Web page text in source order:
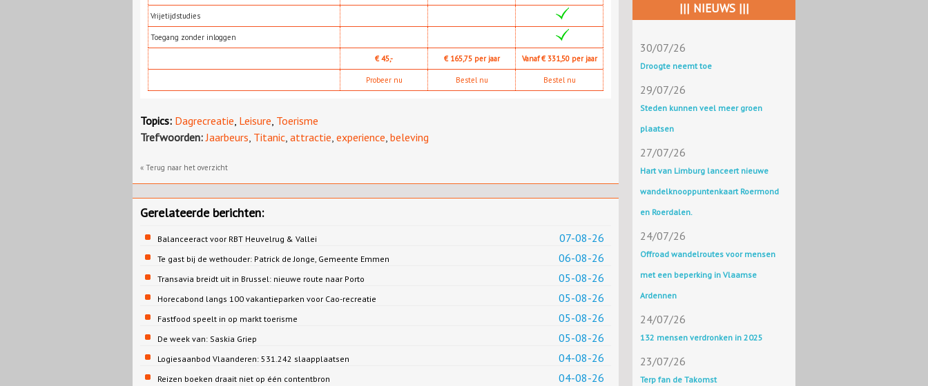
Vrijetijdstudies
Toegang zonder inloggen
€ 45,- € 165,75 per jaar Vanaf € 331,50 per jaar
Probeer nu Bestel nu Bestel nu
Topics: Dagrecreatie Leisure Toerisme
Trefwoorden: Jaarbeurs Titanic attractie experience beleving
« Terug naar het overzicht
Gerelateerde berichten:
07-08-26
Balanceeract voor RBT Heuvelrug & Vallei
06-08-26
Te gast bij de wethouder: Patrick de Jonge, Gemeente Emmen
05-08-26
Transavia breidt uit in Brussel: nieuwe route naar Porto
05-08-26
Horecabond langs 100 vakantieparken voor Cao-recreatie
05-08-26
Fastfood speelt in op markt toerisme
05-08-26
De week van: Saskia Griep
04-08-26
Logiesaanbod Vlaanderen: 531.242 slaapplaatsen
04-08-26
Reizen boeken draait niet op één contentbron
||| NIEUWS |||
30/07/26
Droogte neemt toe
29/07/26
Steden kunnen veel meer groen
plaatsen
27/07/26
Hart van Limburg lanceert nieuwe
wandelknooppuntenkaart Roermond
en Roerdalen.
24/07/26
Offroad wandelroutes voor mensen
met een beperking in Vlaamse
Ardennen
24/07/26
132 mensen verdronken in 2025
23/07/26
Terp fan de Takomst